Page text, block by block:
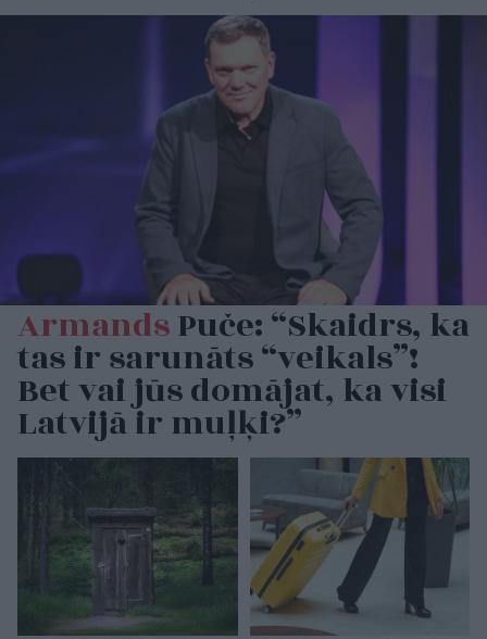
ArmandsPuče: “Skaidrs, ka
tas ir sarunāts “veikals”!
Bet vai jūs domājat, ka visi
Latvijā ir muļķi?”